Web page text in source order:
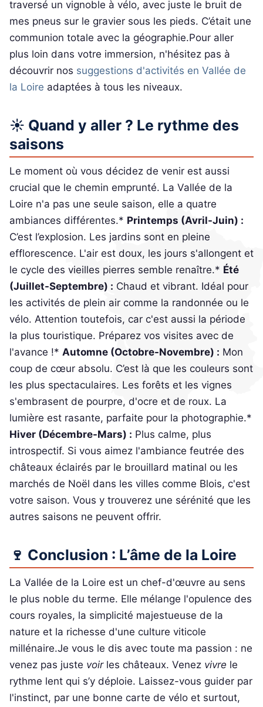
traversé un vignoble à vélo, avec juste le bruit de
mes pneus sur le gravier sous les pieds. C’était une
communion totale avec la géographie.Pour aller
plus loin dans votre immersion, n'hésitez pas à
découvrir nos suggestions d'activités en Vallée de
la Loire adaptées à tous les niveaux.
☀️ Quand y aller ? Le rythme des
saisons
Le moment où vous décidez de venir est aussi
crucial que le chemin emprunté. La Vallée de la
Loire n'a pas une seule saison, elle a quatre
ambiances différentes.* Printemps (Avril-Juin) :
C’est l’explosion. Les jardins sont en pleine
efflorescence. L'air est doux, les jours s'allongent et
le cycle des vieilles pierres semble renaître.* Été
(Juillet-Septembre) : Chaud et vibrant. Idéal pour
les activités de plein air comme la randonnée ou le
vélo. Attention toutefois, car c'est aussi la période
la plus touristique. Préparez vos visites avec de
l'avance !* Automne (Octobre-Novembre) : Mon
coup de cœur absolu. C’est là que les couleurs sont
les plus spectaculaires. Les forêts et les vignes
s'embrasent de pourpre, d'ocre et de roux. La
lumière est rasante, parfaite pour la photographie.*
Hiver (Décembre-Mars) : Plus calme, plus
introspectif. Si vous aimez l'ambiance feutrée des
châteaux éclairés par le brouillard matinal ou les
marchés de Noël dans les villes comme Blois, c'est
votre saison. Vous y trouverez une sérénité que les
autres saisons ne peuvent offrir.
🍷 Conclusion : L’âme de la Loire
La Vallée de la Loire est un chef-d'œuvre au sens
le plus noble du terme. Elle mélange l'opulence des
cours royales, la simplicité majestueuse de la
nature et la richesse d'une culture viticole
millénaire.Je vous le dis avec toute ma passion : ne
venez pas juste voirles châteaux. Venez vivre le
rythme lent qui s’y déploie. Laissez-vous guider par
l'instinct, par une bonne carte de vélo et surtout,